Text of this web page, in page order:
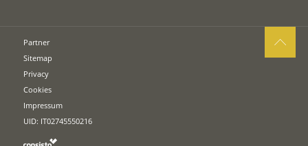
Partner
Sitemap
Privacy
Cookies
Impressum
UID: IT02745550216